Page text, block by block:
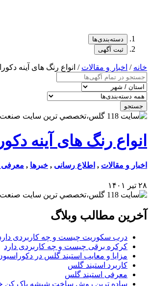
دسته‌بندی‌ها
ثبت آگهی
خانه / اخبار و مقالات / انواع رنگ های آینه
جستجو
انواع رنگ های آینه
اخبار و مقالات , اطلاع رسانی , خبرها ,
۲۸ تیر ۱۴۰۱
آخرین مطالب وبلاگ
درب سکوریت چیست و چه کاربردی
کرکره برقی چیست و چه کاربردی دارد
مزایا و معایب استیند گلس در
کاربرد استیند گلس
معرفی استیند گلس
ساده ترین روش ساخت شیشه پاک کن